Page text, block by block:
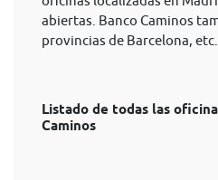
abiertas. Banco Caminos
provincias de Barcelona, etc.
Listado de todas las
Caminos